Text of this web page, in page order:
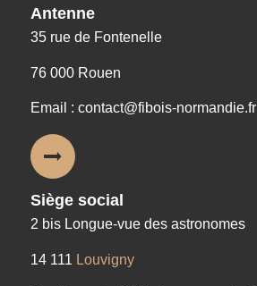
Antenne
35 rue de Fontenelle
76 000 Rouen
Email : contact@fibois-normandie.fr
Siège social
2 bis Longue-vue des astronomes
14 111 Louvigny